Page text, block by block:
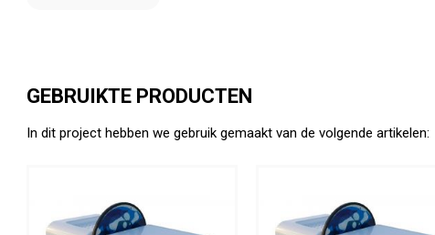
GEBRUIKTE PRODUCTEN
In dit project hebben we gebruik gemaakt van de volgende artikelen: